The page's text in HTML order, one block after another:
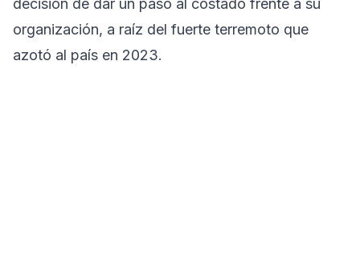
decisión de dar un paso al costado frente a su
organización, a raíz del fuerte terremoto que
azotó al país en 2023.